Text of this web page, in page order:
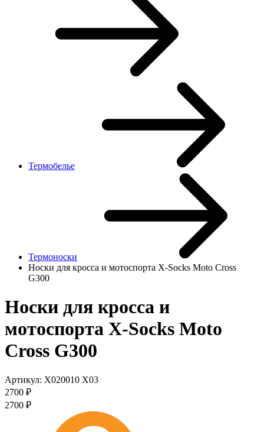
Термобелье
Термоноски
Носки для кросса и мотоспорта X-Socks Moto Cross
G300
Носки для кросса и
мотоспорта X-Socks Moto
Cross G300
Артикул: X020010 X03
2700 ₽
2700 ₽